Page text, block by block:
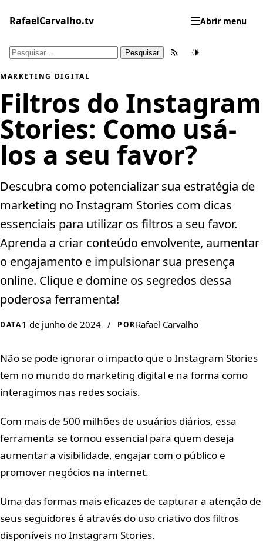
para
conteúdo
RafaelCarvalho.tv Abrir menu
Pesquisar
Feed RSSTema
MARKETING DIGITAL
Filtros do Instagram
Stories: Como usá-
los a seu favor?
Descubra como potencializar sua estratégia de
marketing no Instagram Stories com dicas
essenciais para utilizar os filtros a seu favor.
Aprenda a criar conteúdo envolvente, aumentar
o engajamento e impulsionar sua presença
online. Clique e domine os segredos dessa
poderosa ferramenta!
DATA1 de junho de 2024 / PORRafael Carvalho
Não se pode ignorar o impacto que o Instagram Stories
tem no mundo do marketing digital e na forma como
interagimos nas redes sociais.
Com mais de 500 milhões de usuários diários, essa
ferramenta se tornou essencial para quem deseja
aumentar a visibilidade, engajar com o público e
promover negócios na internet.
Uma das formas mais eficazes de capturar a atenção de
seus seguidores é através do uso criativo dos filtros
disponíveis no Instagram Stories.